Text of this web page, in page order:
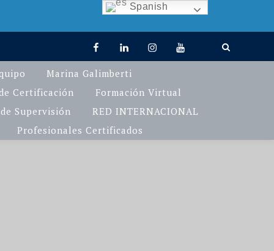
Marina Galimberti
Certificación
Formación Virtual
Supervisión
RED INTERNACIONAL
Profesionales Certificados
Spanish